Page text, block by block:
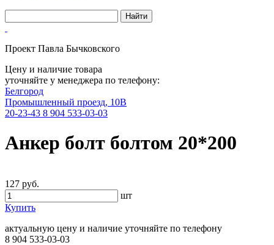
Проект Павла Бычковского
Цену и наличие товара
уточняйте у менеджера по телефону:
Белгород
Промышленный проезд, 10В
20-23-43 8 904 533-03-03
Анкер болт болтом 20*200
127 руб.
шт
Купить
актуальную цену и наличие уточняйте по телефону
8 904 533-03-03